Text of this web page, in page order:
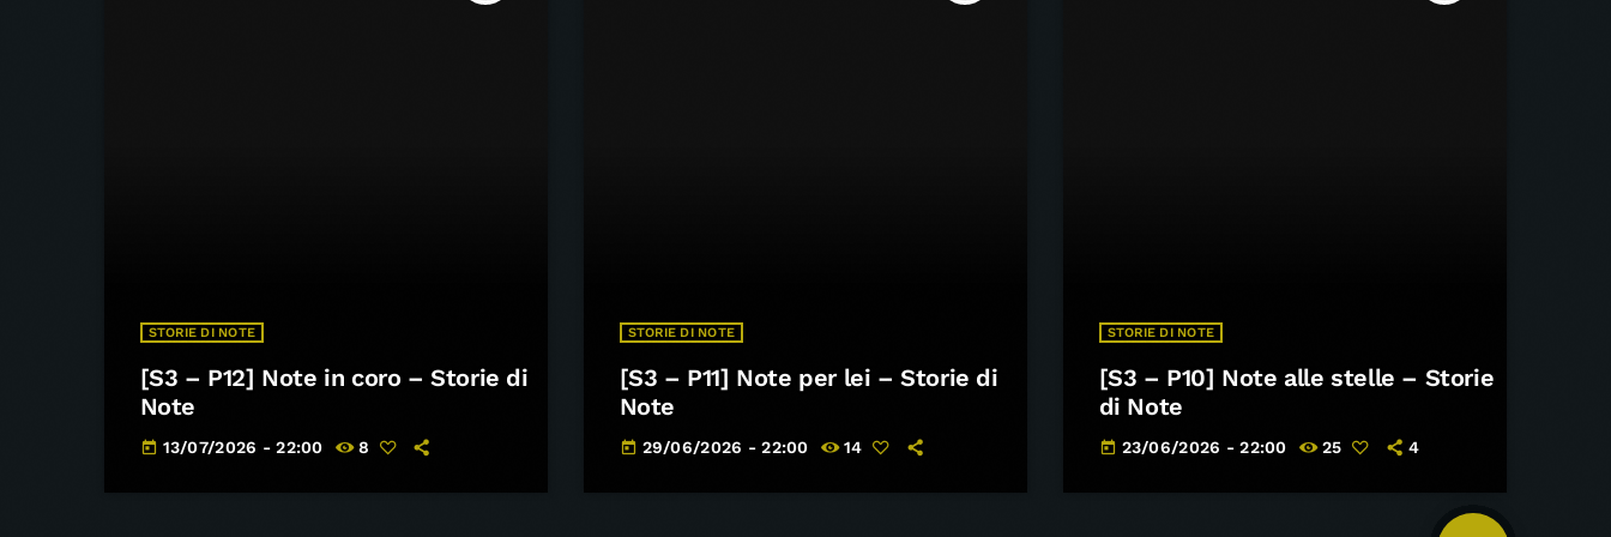
STORIE DI NOTE
[S3 – P12] Note in coro – Storie di
Note
today 13/07/2026 - 22:00 8
STORIE DI NOTE
[S3 – P11] Note per lei – Storie di
Note
today 29/06/2026 - 22:00 14
STORIE DI NOTE
[S3 – P10] Note alle stelle – Storie
di Note
today 23/06/2026 - 22:00 25 4